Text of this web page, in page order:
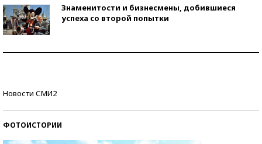
Знаменитости и бизнесмены, добившиеся
успеха со второй попытки
Новости СМИ2
ФОТОИСТОРИИ